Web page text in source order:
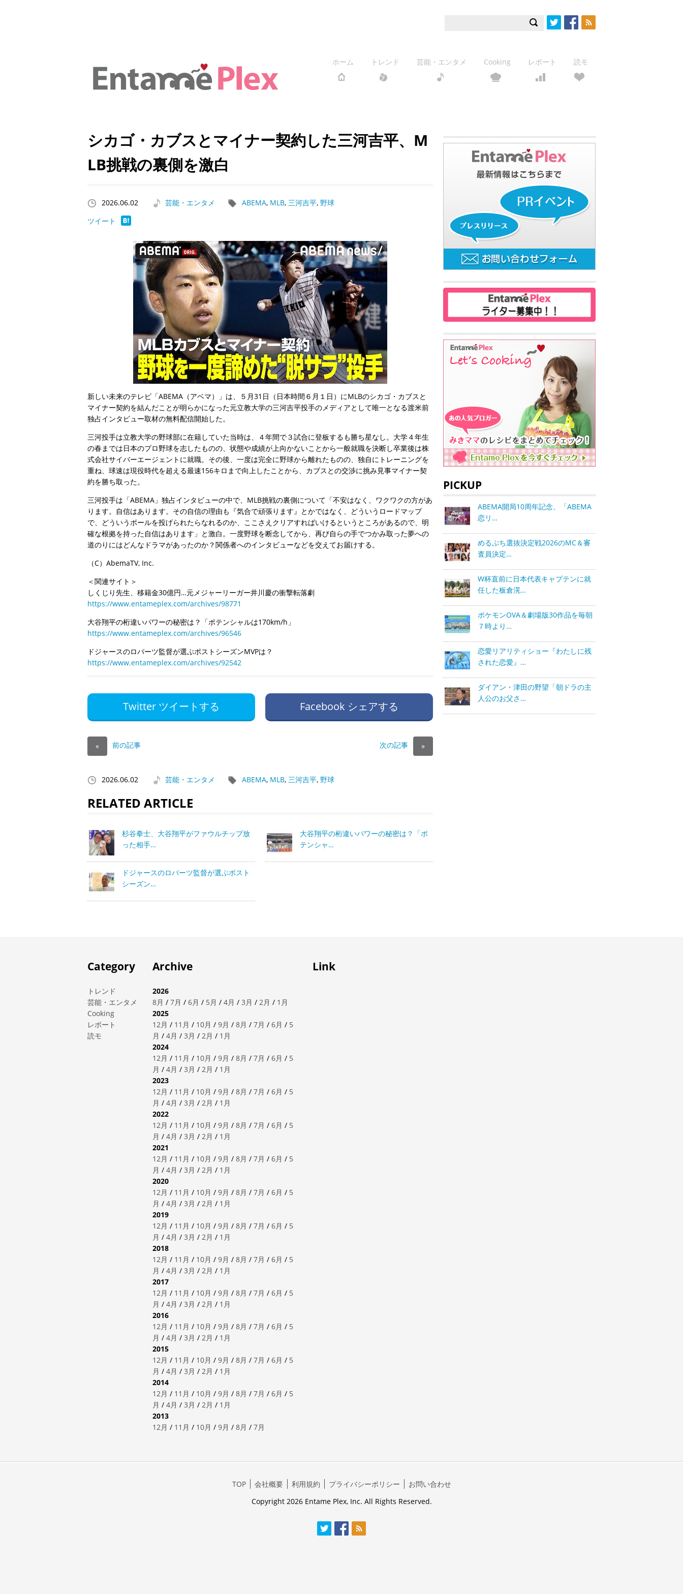
ホーム トレンド 芸能・エンタメ Cooking レポート 読モ
シカゴ・カブスとマイナー契約した三河吉平、M
LB挑戦の裏側を激白
2026.06.02 芸能・エンタメ ABEMA, MLB, 三河吉平, 野球
ツイート
新しい未来のテレビ「ABEMA（アベマ）」は、５月31日（日本時間６月１日）にMLBのシカゴ・カブスと
マイナー契約を結んだことが明らかになった元立教大学の三河吉平投手のメディアとして唯一となる渡米前
独占インタビュー取材の無料配信開始した。
三河投手は立教大学の野球部に在籍していた当時は、４年間で３試合に登板するも勝ち星なし。大学４年生
の春までは日本のプロ野球を志したものの、状態や成績が上向かないことから一般就職を決断し卒業後は株
式会社サイバーエージェントに就職。その後、一度は完全に野球から離れたものの、独自にトレーニングを
重ね、球速は現役時代を超える最速156キロまで向上したことから、カブスとの交渉に挑み見事マイナー契
約を勝ち取った。
三河投手は「ABEMA」独占インタビューの中で、MLB挑戦の裏側について「不安はなく、ワクワクの方があ
ります。自信はあります。その自信の理由も『気合で頑張ります』とかではなく、どういうロードマップ
で、どういうボールを投げられたらなれるのか、ここさえクリアすればいけるというところがあるので、明
確な根拠を持った自信はあります」と激白。一度野球を断念してから、再び自らの手でつかみ取った夢への
道のりにはどんなドラマがあったのか？関係者へのインタビューなどを交えてお届けする。
（C）AbemaTV, Inc.
＜関連サイト＞
しくじり先生、移籍金30億円…元メジャーリーガー井川慶の衝撃転落劇
https://www.entameplex.com/archives/98771
大谷翔平の桁違いパワーの秘密は？「ポテンシャルは170km/h」
https://www.entameplex.com/archives/96546
ドジャースのロバーツ監督が選ぶポストシーズンMVPは？
https://www.entameplex.com/archives/92542
Twitter ツイートする Facebook シェアする
« 前の記事 次の記事 »
2026.06.02 芸能・エンタメ ABEMA, MLB, 三河吉平, 野球
RELATED ARTICLE
杉谷拳士、大谷翔平がファウルチップ放
った相手…
大谷翔平の桁違いパワーの秘密は？「ポ
テンシャ…
ドジャースのロバーツ監督が選ぶポスト
シーズン…
PICKUP
ABEMA開局10周年記念、「ABEMA
恋リ…
めるぷち選抜決定戦2026のMC＆審
査員決定…
W杯直前に日本代表キャプテンに就
任した板倉滉…
ポケモンOVA＆劇場版30作品を毎朝
７時より…
恋愛リアリティショー『わたしに残
された恋愛』…
ダイアン・津田の野望「朝ドラの主
人公のお父さ…
Category
トレンド
芸能・エンタメ
Cooking
レポート
読モ
Archive
2026
8月 / 7月 / 6月 / 5月 / 4月 / 3月 / 2月 / 1月
2025
12月 / 11月 / 10月 / 9月 / 8月 / 7月 / 6月 / 5
月 / 4月 / 3月 / 2月 / 1月
2024
12月 / 11月 / 10月 / 9月 / 8月 / 7月 / 6月 / 5
月 / 4月 / 3月 / 2月 / 1月
2023
12月 / 11月 / 10月 / 9月 / 8月 / 7月 / 6月 / 5
月 / 4月 / 3月 / 2月 / 1月
2022
12月 / 11月 / 10月 / 9月 / 8月 / 7月 / 6月 / 5
月 / 4月 / 3月 / 2月 / 1月
2021
12月 / 11月 / 10月 / 9月 / 8月 / 7月 / 6月 / 5
月 / 4月 / 3月 / 2月 / 1月
2020
12月 / 11月 / 10月 / 9月 / 8月 / 7月 / 6月 / 5
月 / 4月 / 3月 / 2月 / 1月
2019
12月 / 11月 / 10月 / 9月 / 8月 / 7月 / 6月 / 5
月 / 4月 / 3月 / 2月 / 1月
2018
12月 / 11月 / 10月 / 9月 / 8月 / 7月 / 6月 / 5
月 / 4月 / 3月 / 2月 / 1月
2017
12月 / 11月 / 10月 / 9月 / 8月 / 7月 / 6月 / 5
月 / 4月 / 3月 / 2月 / 1月
2016
12月 / 11月 / 10月 / 9月 / 8月 / 7月 / 6月 / 5
月 / 4月 / 3月 / 2月 / 1月
2015
12月 / 11月 / 10月 / 9月 / 8月 / 7月 / 6月 / 5
月 / 4月 / 3月 / 2月 / 1月
2014
12月 / 11月 / 10月 / 9月 / 8月 / 7月 / 6月 / 5
月 / 4月 / 3月 / 2月 / 1月
2013
12月 / 11月 / 10月 / 9月 / 8月 / 7月
Link
TOP 会社概要 利用規約 プライバシーポリシー
お問い合わせ
Copyright 2026 Entame Plex, Inc. All Rights Reserved.